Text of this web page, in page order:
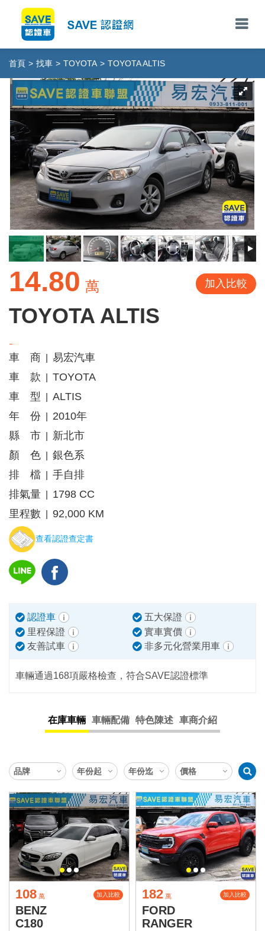
首頁 > 找車 > TOYOTA > TOYOTA ALTIS
14.80 萬 加入比較
TOYOTA ALTIS
車 商
易宏汽車
車 款
TOYOTA
車 型
ALTIS
年 份
2010年
縣 市
新北市
顏 色
銀色系
排 檔
手自排
排氣量
1798 CC
里程數
92,000 KM
查看認證查定書
認證車
五大保證
里程保證
實車實價
友善試車
非多元化營業用車
車輛通過168項嚴格檢查，符合SAVE認證標準
在庫車輛 車輛配備 特色陳述 車商介紹
108 萬 加入比較
BENZ
C180
182 萬 加入比較
FORD
RANGER